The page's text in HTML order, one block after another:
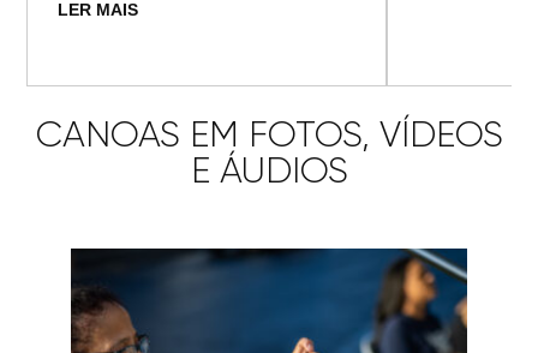
LER MAIS
CANOAS EM FOTOS, VÍDEOS
E ÁUDIOS